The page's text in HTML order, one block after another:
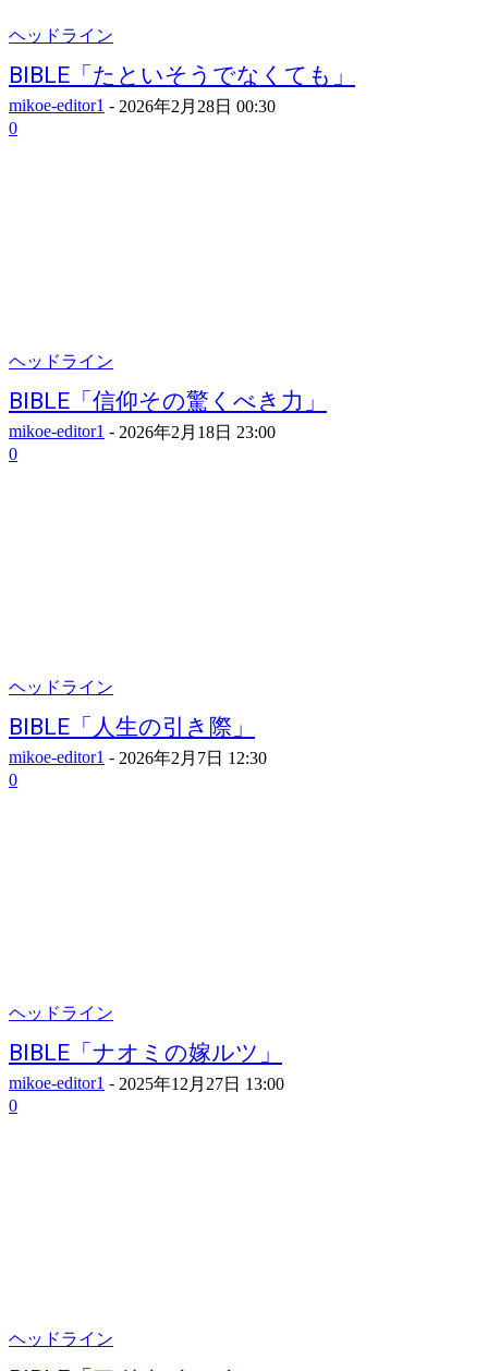
ヘッドライン
BIBLE「たといそうでなくても」
mikoe-editor1 - 2026年2月28日 00:30
0
ヘッドライン
BIBLE「信仰その驚くべき力」
mikoe-editor1 - 2026年2月18日 23:00
0
ヘッドライン
BIBLE「人生の引き際」
mikoe-editor1 - 2026年2月7日 12:30
0
ヘッドライン
BIBLE「ナオミの嫁ルツ」
mikoe-editor1 - 2025年12月27日 13:00
0
ヘッドライン